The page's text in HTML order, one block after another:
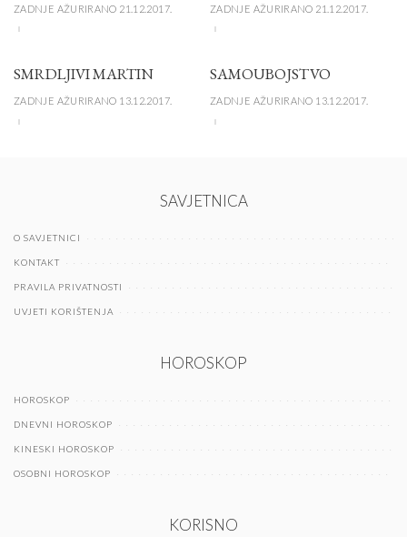
ZADNJE AŽURIRANO 21.12.2017. ZADNJE AŽURIRANO 21.12.2017.
SMRDLJIVI MARTIN
ZADNJE AŽURIRANO 13.12.2017.
SAMOUBOJSTVO
ZADNJE AŽURIRANO 13.12.2017.
SAVJETNICA
O SAVJETNICI
KONTAKT
PRAVILA PRIVATNOSTI
UVJETI KORIŠTENJA
HOROSKOP
HOROSKOP
DNEVNI HOROSKOP
KINESKI HOROSKOP
OSOBNI HOROSKOP
KORISNO